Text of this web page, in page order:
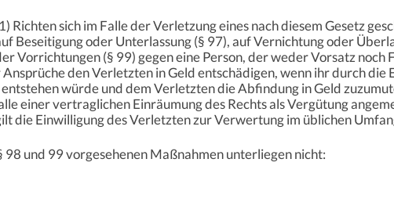
Richten sich im Falle der Verletzung eines nach diesem Gesetz
Beseitigung oder Unterlassung (§ 97), auf Vernichtung oder
Vorrichtungen (§ 99) gegen eine Person, der weder Vorsatz noch
den Verletzten in Geld entschädigen, wenn ihr durch
würde und dem Verletzten die Abfindung in Geld
einer vertraglichen Einräumung des Rechts als Vergütung
die Einwilligung des Verletzten zur Verwertung im üblichen
98 und 99 vorgesehenen Maßnahmen unterliegen nicht: